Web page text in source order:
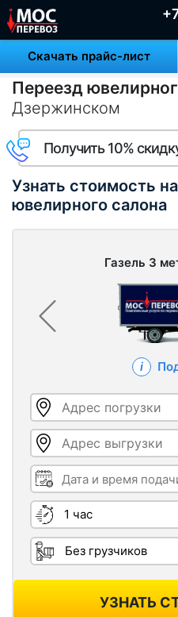
Скачать прайс-лист
Переезд
Дзержинском
Получить 10%
Узнать стоимость
ювелирного салона
Газель 3
Адрес погрузки
Адрес выгрузки
Дата и время подачи
Длительность
Грузчики
УЗНАТЬ